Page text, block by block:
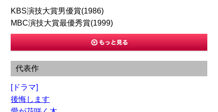
KBS演技大賞男優賞(1986)
MBC演技大賞最優秀賞(1999)
代表作
[ドラマ]
後悔します